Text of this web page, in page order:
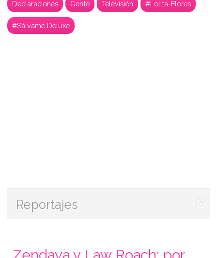
Declaraciones Gente Televisión #Lolita-Flores
#Sálvame Deluxe
Reportajes